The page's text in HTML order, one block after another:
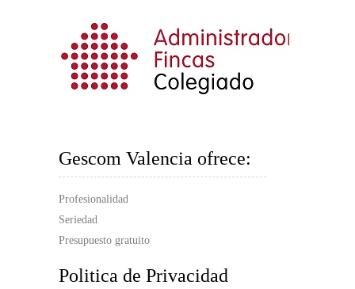
Gescom Valencia ofrece:
Profesionalidad
Seriedad
Presupuesto gratuito
Politica de Privacidad